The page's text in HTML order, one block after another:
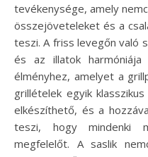
tevékenysége, amely
összejöveteleket és a
teszi. A friss levegőn való
és az illatok harmóniája
élményhez, amelyet a
grillételek egyik
elkészíthető, és a
teszi, hogy mindenki
megfelelőt. A saslik